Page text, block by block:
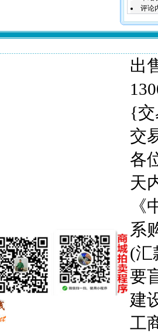
评论
出
{交
交
各
天
系
(汇
要
建
工